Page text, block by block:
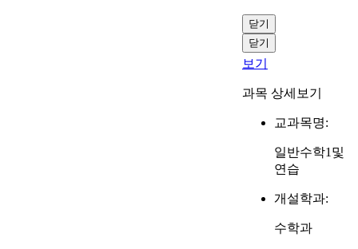
닫기
닫기
보기
과목 상세보기
교과목명:
일반수학1및
연습
개설학과:
수학과